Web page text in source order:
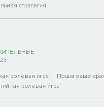
стратегия
ролевая игра
Пошаговые
ролевая игра